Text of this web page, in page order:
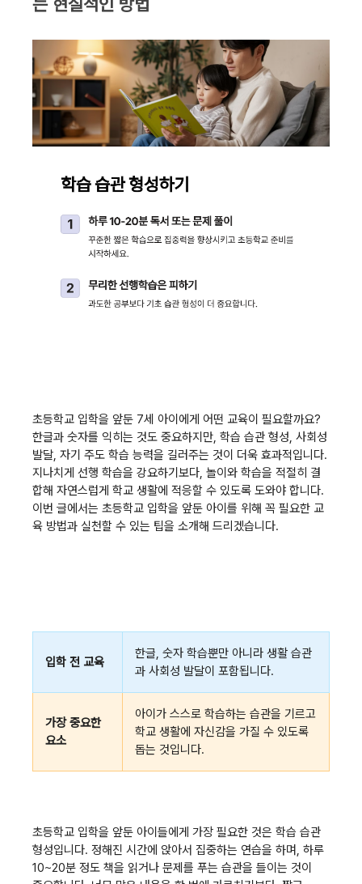
초등학교 입학을 앞둔 7세 아이에게 어떤 교육이 필요할까요?
한글과 숫자를 익히는 것도 중요하지만, 학습 습관 형성, 사회성
발달, 자기 주도 학습 능력을 길러주는 것이 더욱 효과적입니다.
지나치게 선행 학습을 강요하기보다, 놀이와 학습을 적절히 결
합해 자연스럽게 학교 생활에 적응할 수 있도록 도와야 합니다.
이번 글에서는 초등학교 입학을 앞둔 아이를 위해 꼭 필요한 교
육 방법과 실천할 수 있는 팁을 소개해 드리겠습니다.
입학 전 교육
한글, 숫자 학습뿐만 아니라 생활 습관
과 사회성 발달이 포함됩니다.
가장 중요한
요소
아이가 스스로 학습하는 습관을 기르고
학교 생활에 자신감을 가질 수 있도록
돕는 것입니다.
초등학교 입학을 앞둔 아이들에게 가장 필요한 것은 학습 습관
형성입니다. 정해진 시간에 앉아서 집중하는 연습을 하며, 하루
10~20분 정도 책을 읽거나 문제를 푸는 습관을 들이는 것이